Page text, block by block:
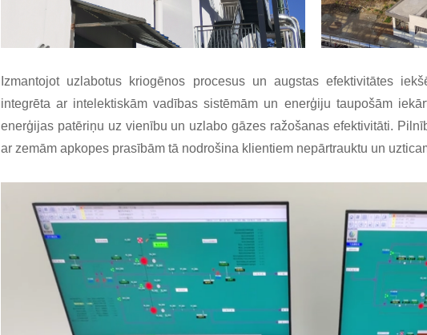
Izmantojot uzlabotus kriogēnos procesus un augstas efektivitātes
integrēta ar intelektiskām vadības sistēmām un enerģiju taupošām
enerģijas patēriņu uz vienību un uzlabo gāzes ražošanas efektivitāti.
ar zemām apkopes prasībām tā nodrošina klientiem nepārtrauktu un